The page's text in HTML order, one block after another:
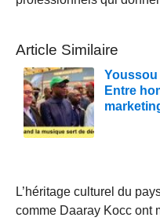
Article Similaire
Youssou
Entre
L’héritage culturel du
comme Daaray Kocc ont